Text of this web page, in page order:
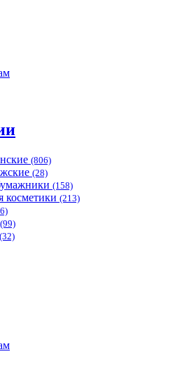
(806)
(28)
(158)
косметики (213)
(99)
(32)